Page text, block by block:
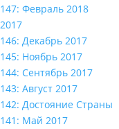
147: Февраль 2018
2017
146: Декабрь 2017
145: Ноябрь 2017
144: Сентябрь 2017
143: Август 2017
142: Достояние Страны
141: Май 2017